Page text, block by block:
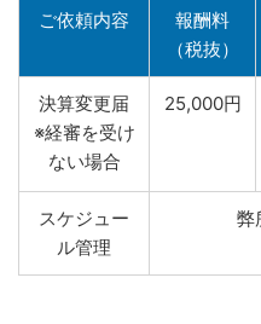
ご依頼内容
報酬料
（税抜）
決算変更届
※経審を受け
ない場合
25,000円
スケジュー
ル管理
弊